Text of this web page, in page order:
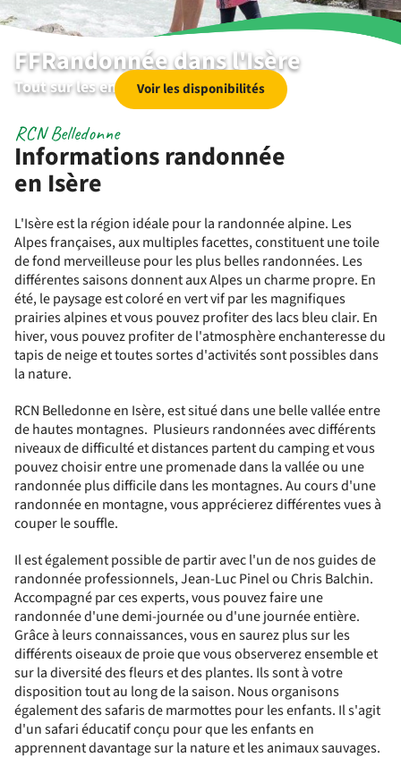
FFRandonnée dans l'Isère
Tout sur les environs | RCN Belledonne
Voir les disponibilités
Informations randonnée
en Isère
RCN Belledonne
L'Isère est la région idéale pour la randonnée alpine. Les
Alpes françaises, aux multiples facettes, constituent une toile
de fond merveilleuse pour les plus belles randonnées. Les
différentes saisons donnent aux Alpes un charme propre. En
été, le paysage est coloré en vert vif par les magnifiques
prairies alpines et vous pouvez profiter des lacs bleu clair. En
hiver, vous pouvez profiter de l'atmosphère enchanteresse du
tapis de neige et toutes sortes d'activités sont possibles dans
la nature.
RCN Belledonne en Isère, est situé dans une belle vallée entre
de hautes montagnes. Plusieurs randonnées avec différents
niveaux de difficulté et distances partent du camping et vous
pouvez choisir entre une promenade dans la vallée ou une
randonnée plus difficile dans les montagnes. Au cours d'une
randonnée en montagne, vous apprécierez différentes vues à
couper le souffle.
Il est également possible de partir avec l'un de nos guides de
randonnée professionnels, Jean-Luc Pinel ou Chris Balchin.
Accompagné par ces experts, vous pouvez faire une
randonnée d'une demi-journée ou d'une journée entière.
Grâce à leurs connaissances, vous en saurez plus sur les
différents oiseaux de proie que vous observerez ensemble et
sur la diversité des fleurs et des plantes. Ils sont à votre
disposition tout au long de la saison. Nous organisons
également des safaris de marmottes pour les enfants. Il s'agit
d'un safari éducatif conçu pour que les enfants en
apprennent davantage sur la nature et les animaux sauvages.